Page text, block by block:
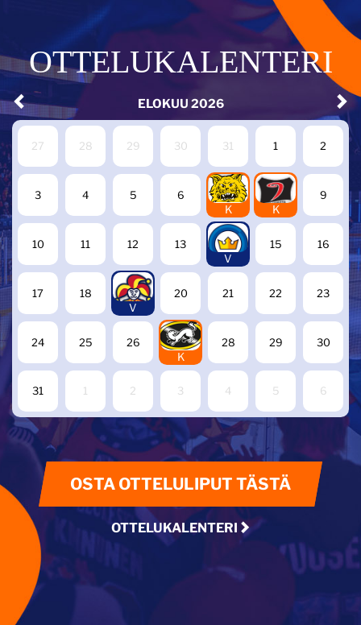
OTTELUKALENTERI
ELOKUU 2026
27 28 29 30 31 1 2
3 4 5 6
7
K
8
K
9
10 11 12 13
14
V
15 16
17 18
19
V
20 21 22 23
24 25 26
27
K
28 29 30
31 1 2 3 4 5 6
OSTA OTTELULIPUT TÄSTÄ
OTTELUKALENTERI